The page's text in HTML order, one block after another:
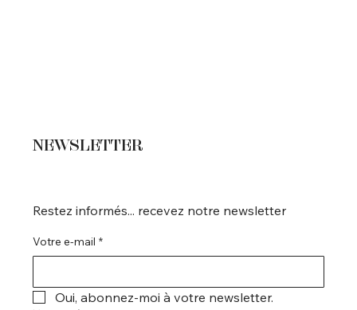
Restez informés... recevez notre newsletter
Votre e-mail *
Oui, abonnez-moi à votre newsletter.
NEWSLETTER